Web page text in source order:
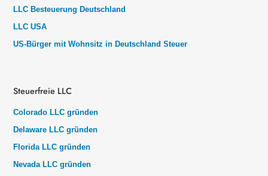
LLC Besteuerung Deutschland
LLC USA
US-Bürger mit Wohnsitz in Deutschland Steuer
Steuerfreie LLC
Colorado LLC gründen
Delaware LLC gründen
Florida LLC gründen
Nevada LLC gründen